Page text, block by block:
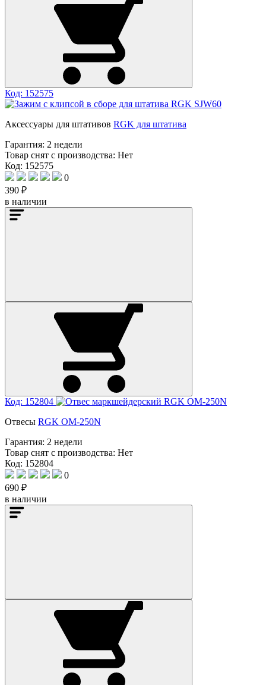
Код: 152575
Аксессуары для штативов RGK для штатива
Гарантия: 2 недели
Товар снят с производства: Нет
Код: 152575
0
390 ₽
в наличии
Код: 152804
Отвесы RGK OM-250N
Гарантия: 2 недели
Товар снят с производства: Нет
Код: 152804
0
690 ₽
в наличии